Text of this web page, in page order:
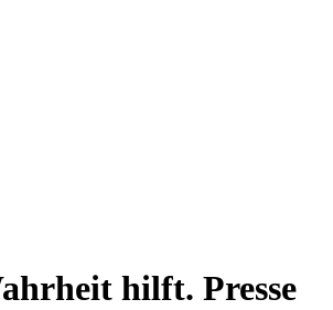
hilft. Presse